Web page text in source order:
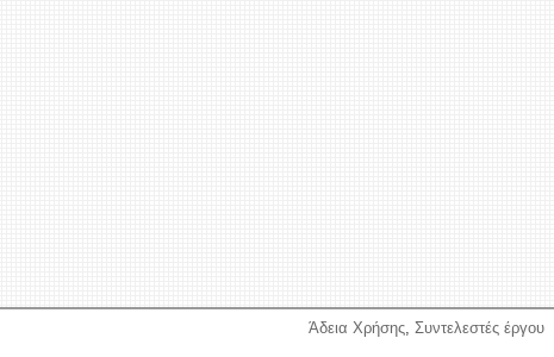
Άδεια Χρήσης, Συντελεστές έργου